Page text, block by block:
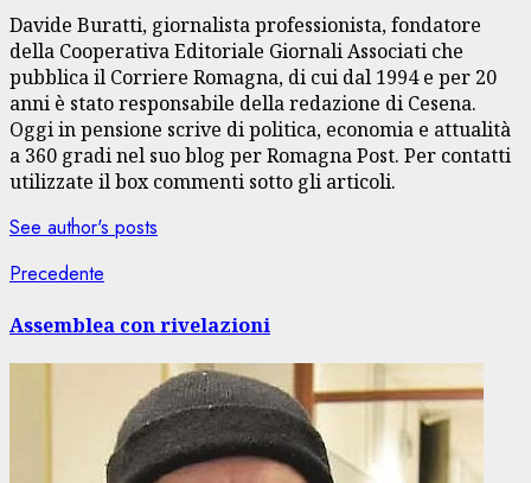
Davide Buratti, giornalista professionista, fondatore
della Cooperativa Editoriale Giornali Associati che
pubblica il Corriere Romagna, di cui dal 1994 e per 20
anni è stato responsabile della redazione di Cesena.
Oggi in pensione scrive di politica, economia e attualità
a 360 gradi nel suo blog per Romagna Post. Per contatti
utilizzate il box commenti sotto gli articoli.
See author's posts
Navigazione
articolo
Precedente
Assemblea con rivelazioni